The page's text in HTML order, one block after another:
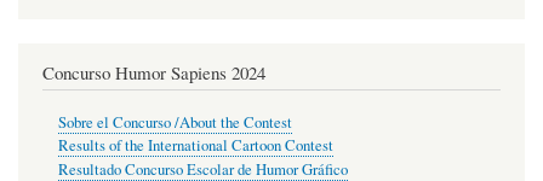
Concurso Humor Sapiens 2024
Sobre el Concurso /About the Contest
Results of the International Cartoon Contest
Resultado Concurso Escolar de Humor Gráfico